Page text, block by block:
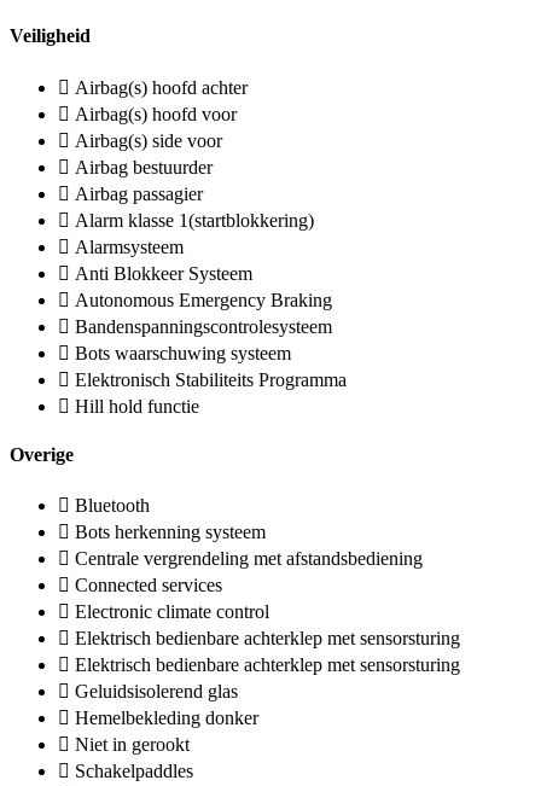
Veiligheid
Airbag(s) hoofd achter
Airbag(s) hoofd voor
Airbag(s) side voor
Airbag bestuurder
Airbag passagier
Alarm klasse 1(startblokkering)
Alarmsysteem
Anti Blokkeer Systeem
Autonomous Emergency Braking
Bandenspanningscontrolesysteem
Bots waarschuwing systeem
Elektronisch Stabiliteits Programma
Hill hold functie
Overige
Bluetooth
Bots herkenning systeem
Centrale vergrendeling met afstandsbediening
Connected services
Electronic climate control
Elektrisch bedienbare achterklep met sensorsturing
Elektrisch bedienbare achterklep met sensorsturing
Geluidsisolerend glas
Hemelbekleding donker
Niet in gerookt
Schakelpaddles